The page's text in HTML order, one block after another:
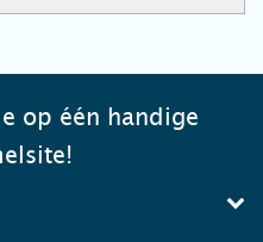
op één handige